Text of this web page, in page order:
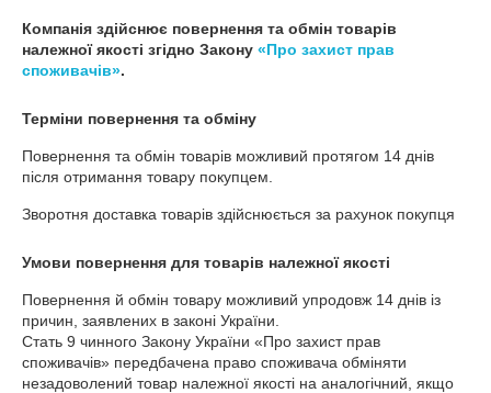
Компанія здійснює повернення та обмін товарів
належної якості згідно Закону «Про захист прав
споживачів».
Терміни повернення та обміну
Повернення та обмін товарів можливий протягом 14 днів
після отримання товару покупцем.
Зворотня доставка товарів здійснюється за рахунок покупця
Умови повернення для товарів належної якості
Повернення й обмін товару можливий упродовж 14 днів із
причин, заявлених в законі України.
Стать 9 чинного Закону України «Про захист прав
споживачів» передбачена право споживача обміняти
незадоволений товар належної якості на аналогічний, якщо